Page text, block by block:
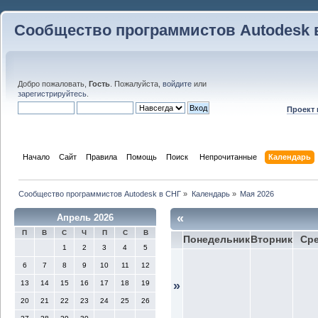
Сообщество программистов Autodesk
Добро пожаловать, Гость . Пожалуйста, войдите или
зарегистрируйтесь
Проект
Начало Сайт Правила Помощь Поиск Непрочитанные Календарь
Сообщество программистов Autodesk в СНГ » Календарь» Мая 2026
Апрель 2026
П В С Ч П С
В
1
2 3 4 5
6 7 8 9 10 11 12
13 14 15 16 17 18 19
20 21 22 23 24 25 26
«
ПонедельникВторник
»